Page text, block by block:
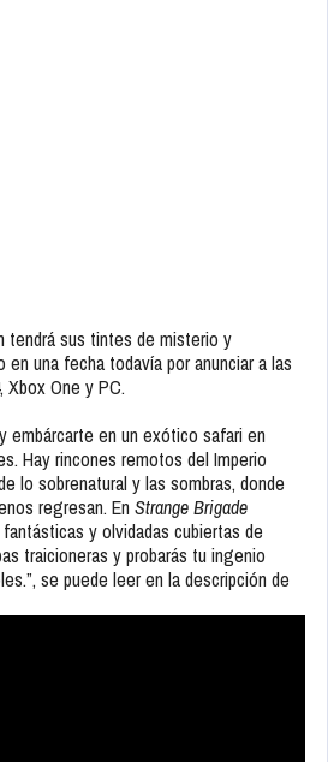
tendrá sus tintes de misterio y
en una fecha todavía por anunciar a las
Xbox One y PC.
y embárcarte en un exótico safari en
Hay rincones remotos del Imperio
lo sobrenatural y las sombras, donde
regresan. En Strange Brigade
y olvidadas cubiertas de
traicioneras y probarás tu ingenio
se puede leer en la descripción de